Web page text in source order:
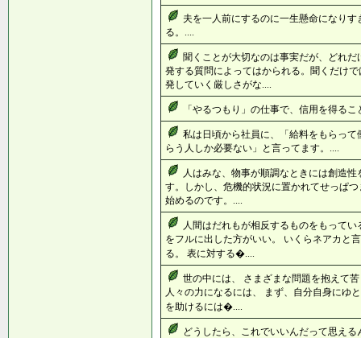
夫を一人前にするのに一生懸命になり
る。....
聞くことが大切なのは事実だが、どれ
発する質問によってはかられる。聞くだけ
発していく厳しさがな....
「やるつもり」の仕事で、信用を得る
私は日頃から社員に、「給料をもらっ
らう人しか必要ない」と言ってます。....
人はみな、物事が順調なときには創造
す。しかし、危機的状況に置かれてせっぱ
始めるのです。....
人間はだれもが相反するものをもって
をフルに出した方がいい。 いくらネアカと
る。 表に対する�....
世の中には、 さまざまな問題を抱えて
人々の力になるには、 まず、自分自身にゆ
を助けるには�....
どうしたら、これでいいんだって思え